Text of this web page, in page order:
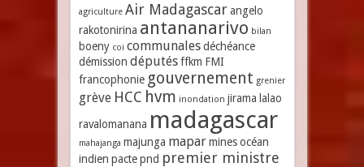
agriculture Air Madagascar angelo
rakotonirina antananarivo bilan
boeny coi communales déchéance
démission députés ffkm FMI
francophonie gouvernement grenier
grève HCC hvm inondation jirama lalao
ravalomanana madagascar
mahajanga majunga mapar mines océan
indien pacte pnd premier ministre